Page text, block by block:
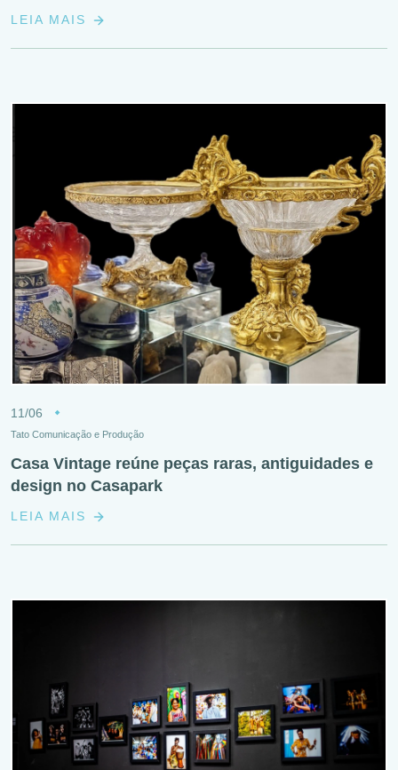
LEIA MAIS
11/06
Tato Comunicação e Produção
Casa Vintage reúne peças raras, antiguidades e
design no Casapark
LEIA MAIS